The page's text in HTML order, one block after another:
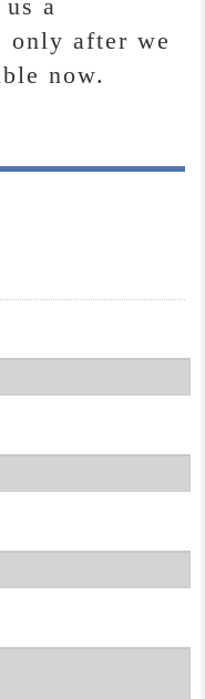
a
only after we
now.